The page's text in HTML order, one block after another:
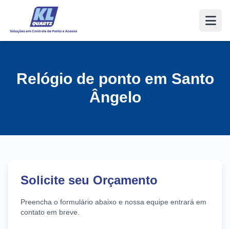
Relógio de ponto em Santo
Ângelo
Solicite seu Orçamento
Preencha o formulário abaixo e nossa equipe entrará em
contato em breve.